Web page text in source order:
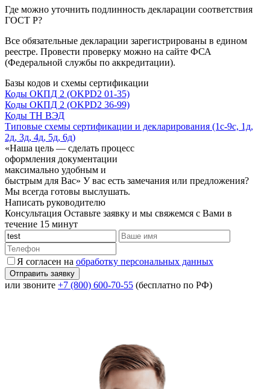
Где можно уточнить подлинность декларации соответствия
ГОСТ Р?
Все обязательные декларации зарегистрированы в едином
реестре. Провести проверку можно на сайте ФСА
(Федеральной службы по аккредитации).
Базы кодов и схемы сертификации
Коды ОКПД 2 (OKPD2 01-35)
Коды ОКПД 2 (OKPD2 36-99)
Коды ТН ВЭД
Типовые схемы сертификации и декларирования (1с-9с, 1д,
2д, 3д, 4д, 5д, 6д)
«Наша цель — сделать процесс
оформления документации
максимально удобным и
быстрым для Вас» У вас есть замечания или предложения?
Мы всегда готовы выслушать.
Написать руководителю
Консультация Оставьте заявку и мы свяжемся с Вами в
течение 15 минут
Я согласен на обработку персональных данных
или звоните +7 (800) 600-70-55 (бесплатно по РФ)